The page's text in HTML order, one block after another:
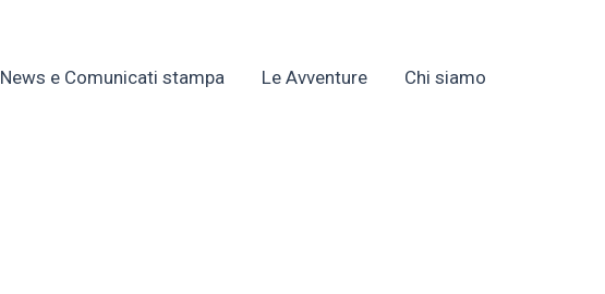
News e Comunicati stampa Le Avventure Chi siamo